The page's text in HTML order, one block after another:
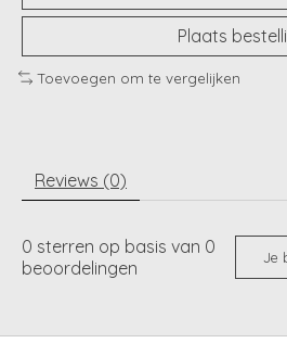
Plaats
Toevoegen om te vergelijken
Reviews (0)
0 sterren op basis van 0
beoordelingen
Je